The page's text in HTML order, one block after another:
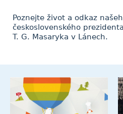
Poznejte život a odkaz
československého
T. G. Masaryka v Lánech.